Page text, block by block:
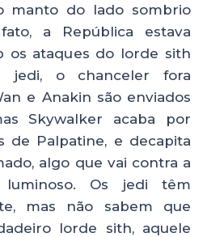
manto do lado sombrio
a República estava
os ataques do lorde sith
o chanceler fora
e Anakin são enviados
Skywalker acaba por
de Palpatine, e decapita
algo que vai contra a
Os jedi têm
mas não sabem que
lorde sith, aquele